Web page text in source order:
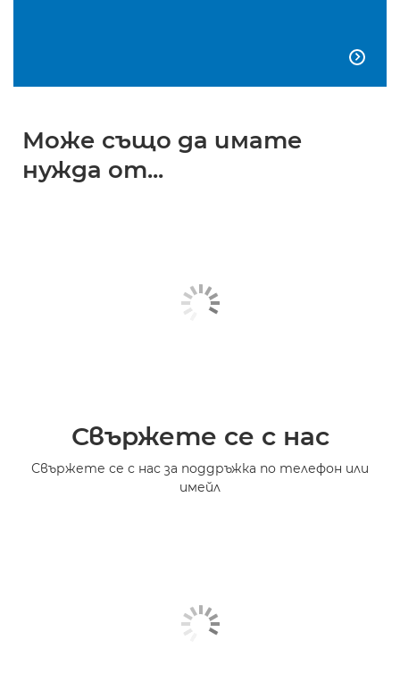

Може също да имате
нужда от...
Свържете се с нас
Свържете се с нас за поддръжка по телефон или
имейл